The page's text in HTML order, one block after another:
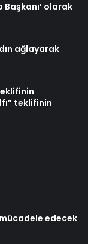
Başkanı’ olarak
ağlayarak
teklifinin
edecek